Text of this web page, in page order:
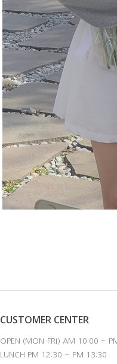
CUSTOMER CENTER
OPEN (MON-FRI) AM 10:00 ~
LUNCH PM 12:30 ~ PM 13:30